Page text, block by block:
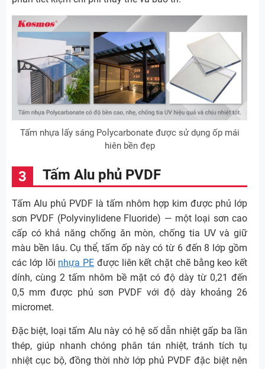
Tấm nhựa lấy sáng Polycarbonate được sử dụng ốp mái
hiên bền đẹp
Tấm Alu phủ PVDF
Tấm Alu phủ PVDF là tấm nhôm hợp kim được phủ lớp
sơn PVDF (Polyvinylidene Fluoride) — một loại sơn cao
cấp có khả năng chống ăn mòn, chống tia UV và giữ
màu bền lâu. Cụ thể, tấm ốp này có từ 6 đến 8 lớp gồm
các lớp lõi nhựa PE được liên kết chặt chẽ bằng keo kết
dính, cùng 2 tấm nhôm bề mặt có độ dày từ 0,21 đến
0,5 mm được phủ sơn PVDF với độ dày khoảng 26
micromet.
Đặc biệt, loại tấm Alu này có hệ số dẫn nhiệt gấp ba lần
thép, giúp nhanh chóng phân tán nhiệt, tránh tích tụ
nhiệt cục bộ, đồng thời nhờ lớp phủ PVDF đặc biệt nên